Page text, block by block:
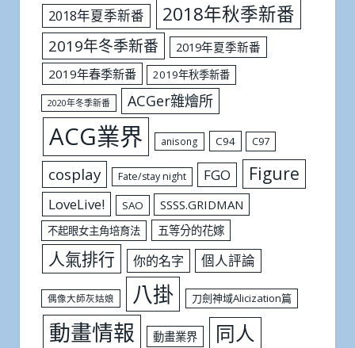
2018年夏季新番 2018年秋季新番
2019年冬季新番
2019年夏季新番
2019年春季新番
2019年秋季新番
2020年冬季新番 ACGer雜燴所
ACG業界 anisong C94 C97
cosplay Fate/stay night FGO Figure
LoveLive! SAO SSSS.GRIDMAN
不起眼女主角培育法 五等分的花嫁
人氣排行 你的名字 個人評論
偶像大師灰姑娘 八掛 刀劍神域Alicization篇
動畫情報 動畫業界 同人